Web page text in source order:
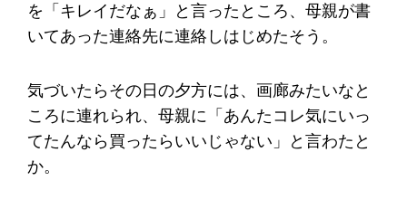
を「キレイだなぁ」と言ったところ、母親が書
いてあった連絡先に連絡しはじめたそう。
気づいたらその日の夕方には、画廊みたいなと
ころに連れられ、母親に「あんたコレ気にいっ
てたんなら買ったらいいじゃない」と言わたと
か。